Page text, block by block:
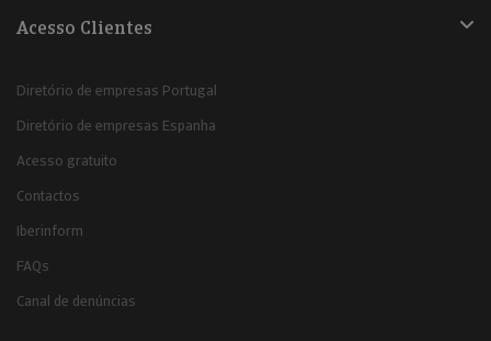
Acesso Clientes
Diretório de empresas Portugal
Diretório de empresas Espanha
Acesso gratuito
Contactos
Iberinform
FAQs
Canal de denúncias